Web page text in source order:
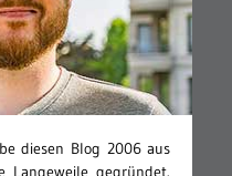
diesen Blog 2006 aus
Langeweile gegründet.